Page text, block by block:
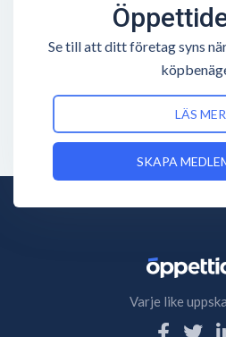
Se till att ditt företag syns
LÄS MER
SKAPA
Varje like